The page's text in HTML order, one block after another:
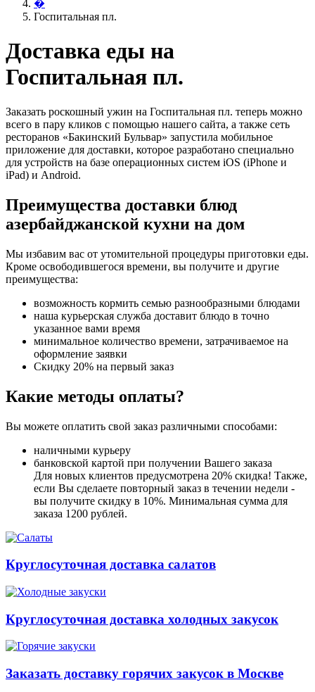
�
Госпитальная пл.
Доставка еды на
Госпитальная пл.
Заказать роскошный ужин на Госпитальная пл. теперь можно
всего в пару кликов с помощью нашего сайта, а также сеть
ресторанов «Бакинский Бульвар» запустила мобильное
приложение для доставки, которое разработано специально
для устройств на базе операционных систем iOS (iPhone и
iPad) и Android.
Преимущества доставки блюд
азербайджанской кухни на дом
Мы избавим вас от утомительной процедуры приготовки еды.
Кроме освободившегося времени, вы получите и другие
преимущества:
возможность кормить семью разнообразными блюдами
наша курьерская служба доставит блюдо в точно
указанное вами время
минимальное количество времени, затрачиваемое на
оформление заявки
Скидку 20% на первый заказ
Какие методы оплаты?
Вы можете оплатить свой заказ различными способами:
наличными курьеру
банковской картой при получении Вашего заказа
Для новых клиентов предусмотрена 20% скидка! Также,
если Вы сделаете повторный заказ в течении недели -
вы получите скидку в 10%. Минимальная сумма для
заказа 1200 рублей.
Круглосуточная доставка салатов
Круглосуточная доставка холодных закусок
Заказать доставку горячих закусок в Москве